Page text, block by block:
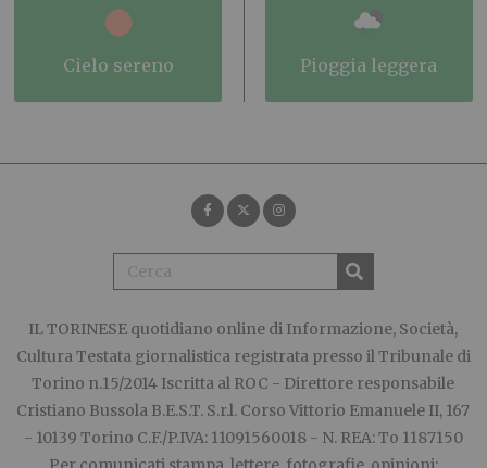
cielo sereno pioggia leggera
IL TORINESE quotidiano online di Informazione, Società,
Cultura Testata giornalistica registrata presso il Tribunale di
Torino n.15/2014 Iscritta al ROC - Direttore responsabile
Cristiano Bussola B.E.S.T. S.r.l. Corso Vittorio Emanuele II, 167
- 10139 Torino C.F./P.IVA: 11091560018 - N. REA: To 1187150